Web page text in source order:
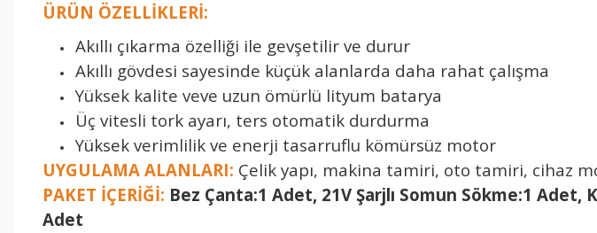
ÜRÜN ÖZELLİKLERİ:
Akıllı çıkarma özelliği ile gevşetilir ve durur
Akıllı gövdesi sayesinde küçük alanlarda daha rahat çalışma
Yüksek kalite veve uzun ömürlü lityum batarya
Üç vitesli tork ayarı, ters otomatik durdurma
Yüksek verimlilik ve enerji tasarruflu kömürsüz motor
UYGULAMA ALANLARI: Çelik yapı, makina tamiri, oto tamiri, cihaz
PAKET İÇERİĞİ: Bez Çanta:1 Adet, 21V Şarjlı Somun Sökme:1 Adet,
Adet